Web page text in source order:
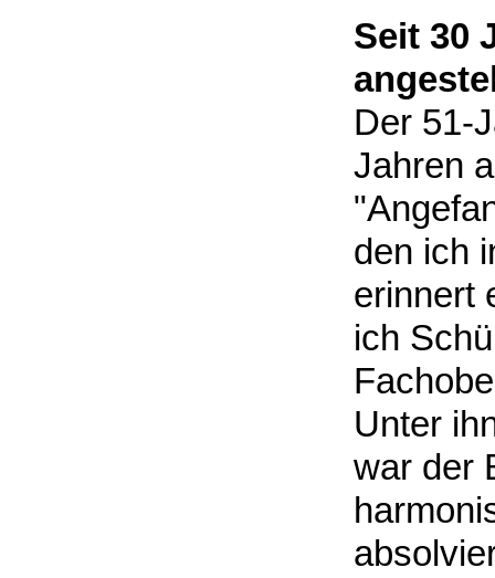
Seit 30
Der 51-
Jahren
den ich
erinnert
ich
Unter
war der